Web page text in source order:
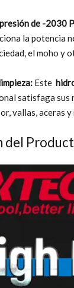
de -2030
la potencia
el moho y
Este
satisfaga sus
vallas, aceras y
del